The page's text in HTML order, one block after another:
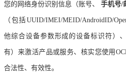
您的网络身份识别信息（账号、 手机号/
（包括UUID/IMEI/MEID/AndroidID/
他综合设备参数形成的设备标识符）
有）来激活产品或服务、核实您使用
合法性、有效性。